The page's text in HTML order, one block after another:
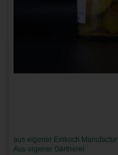
aus eigener Einkoch Manufactur
Aus eigener Gärtnerei